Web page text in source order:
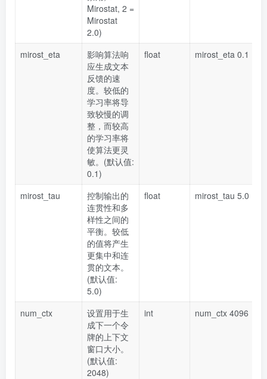
Mirostat, 2 =
Mirostat
2.0)
mirost_eta
影响算法响
应生成文本
反馈的速
度。较低的
学习率将导
致较慢的调
整，而较高
的学习率将
使算法更灵
敏。(默认值:
0.1)
float mirost_eta 0.1
mirost_tau
控制输出的
连贯性和多
样性之间的
平衡。较低
的值将产生
更集中和连
贯的文本。
(默认值:
5.0)
float mirost_tau 5.0
num_ctx
设置用于生
成下一个令
牌的上下文
窗口大小。
(默认值:
2048)
int num_ctx 4096